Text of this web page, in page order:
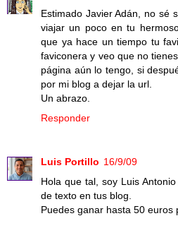
Estimado Javier Adán, no sé
viajar un poco en tu
que ya hace un tiempo tu
faviconera y veo que no
página aún lo tengo, si
por mi blog a dejar la url.
Un abrazo.
Responder
Luis Portillo 16/9/09
Hola que tal, soy Luis
de texto en tus blog.
Puedes ganar hasta 50 euros